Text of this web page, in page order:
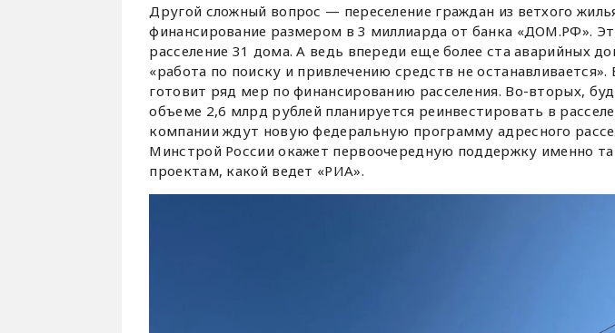
Другой сложный вопрос — переселение граждан из ветхого
финансирование размером в 3 миллиарда от банка «ДОМ.РФ».
расселение 31 дома. А ведь впереди еще более ста аварийных
«работа по поиску и привлечению средств не
готовит ряд мер по финансированию расселения. Во-вторых,
объеме 2,6 млрд рублей планируется реинвестировать в
компании ждут новую федеральную программу адресного
Минстрой России окажет первоочередную поддержку именно
проектам, какой ведет «РИА».